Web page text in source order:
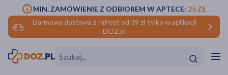
Darmowa dostawa z InPost od 39 zł tylko w aplikacji
DOZ.pl
MIN. ZAMÓWIENIE Z ODBIOREM W APTECE: 25 ZŁ